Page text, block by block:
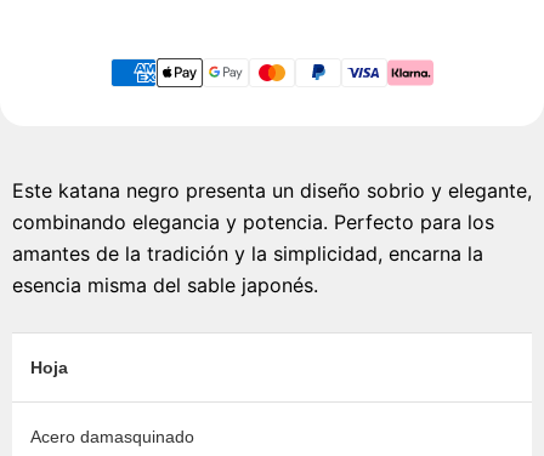
Este katana negro presenta un diseño sobrio y elegante,
combinando elegancia y potencia. Perfecto para los
amantes de la tradición y la simplicidad, encarna la
esencia misma del sable japonés.
Hoja
Acero damasquinado